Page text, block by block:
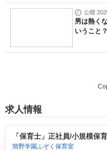
公開
男は熱く
いうこと
求人情報
「保育士」正社員/小規模保
簡野学園ふぞく保育室